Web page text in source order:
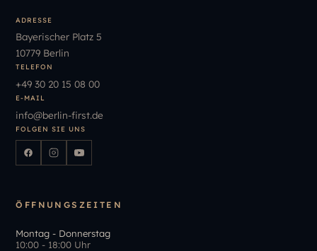
ADRESSE
Bayerischer Platz 5
10779 Berlin
TELEFON
+49 30 20 15 08 00
E-MAIL
info@berlin-first.de
FOLGEN SIE UNS
ÖFFNUNGSZEITEN
Montag - Donnerstag
10:00 - 18:00 Uhr